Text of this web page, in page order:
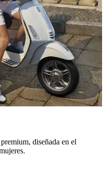
diseñada en el